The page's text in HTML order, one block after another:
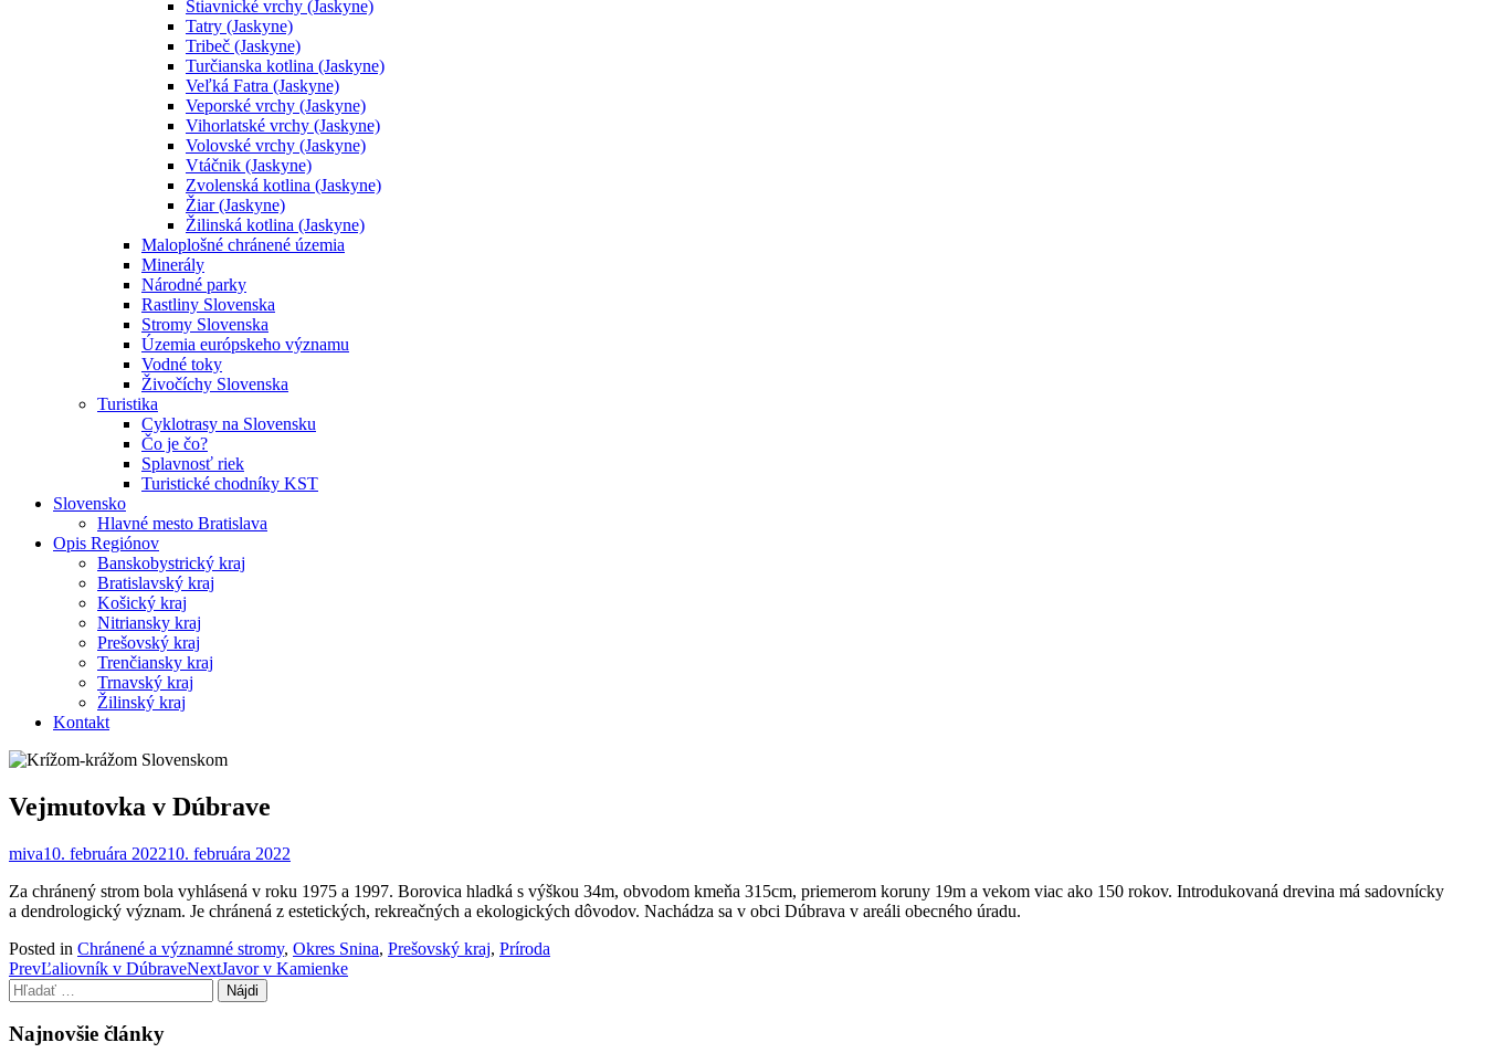
Štiavnické vrchy (Jaskyne)
Tatry (Jaskyne)
Tribeč (Jaskyne)
Turčianska kotlina (Jaskyne)
Veľká Fatra (Jaskyne)
Veporské vrchy (Jaskyne)
Vihorlatské vrchy (Jaskyne)
Volovské vrchy (Jaskyne)
Vtáčnik (Jaskyne)
Zvolenská kotlina (Jaskyne)
Žiar (Jaskyne)
Žilinská kotlina (Jaskyne)
Maloplošné chránené územia
Minerály
Národné parky
Rastliny Slovenska
Stromy Slovenska
Územia európskeho významu
Vodné toky
Živočíchy Slovenska
Turistika
Cyklotrasy na Slovensku
Čo je čo?
Splavnosť riek
Turistické chodníky KST
Slovensko
Hlavné mesto Bratislava
Opis Regiónov
Banskobystrický kraj
Bratislavský kraj
Košický kraj
Nitriansky kraj
Prešovský kraj
Trenčiansky kraj
Trnavský kraj
Žilinský kraj
Kontakt
Vejmutovka v Dúbrave
miva10. februára 202210. februára 2022
Za chránený strom bola vyhlásená v roku 1975 a 1997. Borovica hladká s výškou 34m, obvodom kmeňa 315cm, priemerom koruny 19m a vekom viac ako 150 rokov. Introdukovaná drevina má sadovnícky
a dendrologický význam. Je chránená z estetických, rekreačných a ekologických dôvodov. Nachádza sa v obci Dúbrava v areáli obecného úradu.
Posted in Chránené a významné stromy, Okres Snina, Prešovský kraj, Príroda
Post
navigation
PrevĽaliovník v DúbraveNextJavor v Kamienke
Hľadať:
Najnovšie články